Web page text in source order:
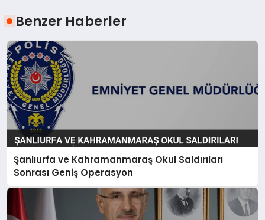
Benzer Haberler
Şanlıurfa ve Kahramanmaraş Okul Saldırıları
Sonrası Geniş Operasyon